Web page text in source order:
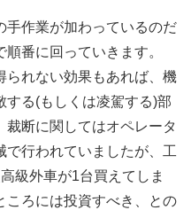
手作業が加わっているのだ
番に回っていきます。
られない効果もあれば、機
する(もしくは凌駕する)部
断に関してはオペレータ
で行われていましたが、工
級外車が1台買えてしま
ころには投資すべき、との